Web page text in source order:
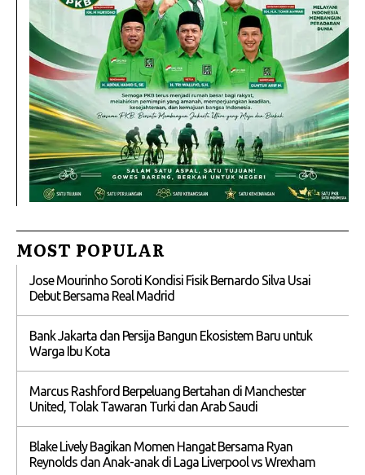
MOST POPULAR
Jose Mourinho Soroti Kondisi Fisik Bernardo Silva Usai
Debut Bersama Real Madrid
Bank Jakarta dan Persija Bangun Ekosistem Baru untuk
Warga Ibu Kota
Marcus Rashford Berpeluang Bertahan di Manchester
United, Tolak Tawaran Turki dan Arab Saudi
Blake Lively Bagikan Momen Hangat Bersama Ryan
Reynolds dan Anak-anak di Laga Liverpool vs Wrexham